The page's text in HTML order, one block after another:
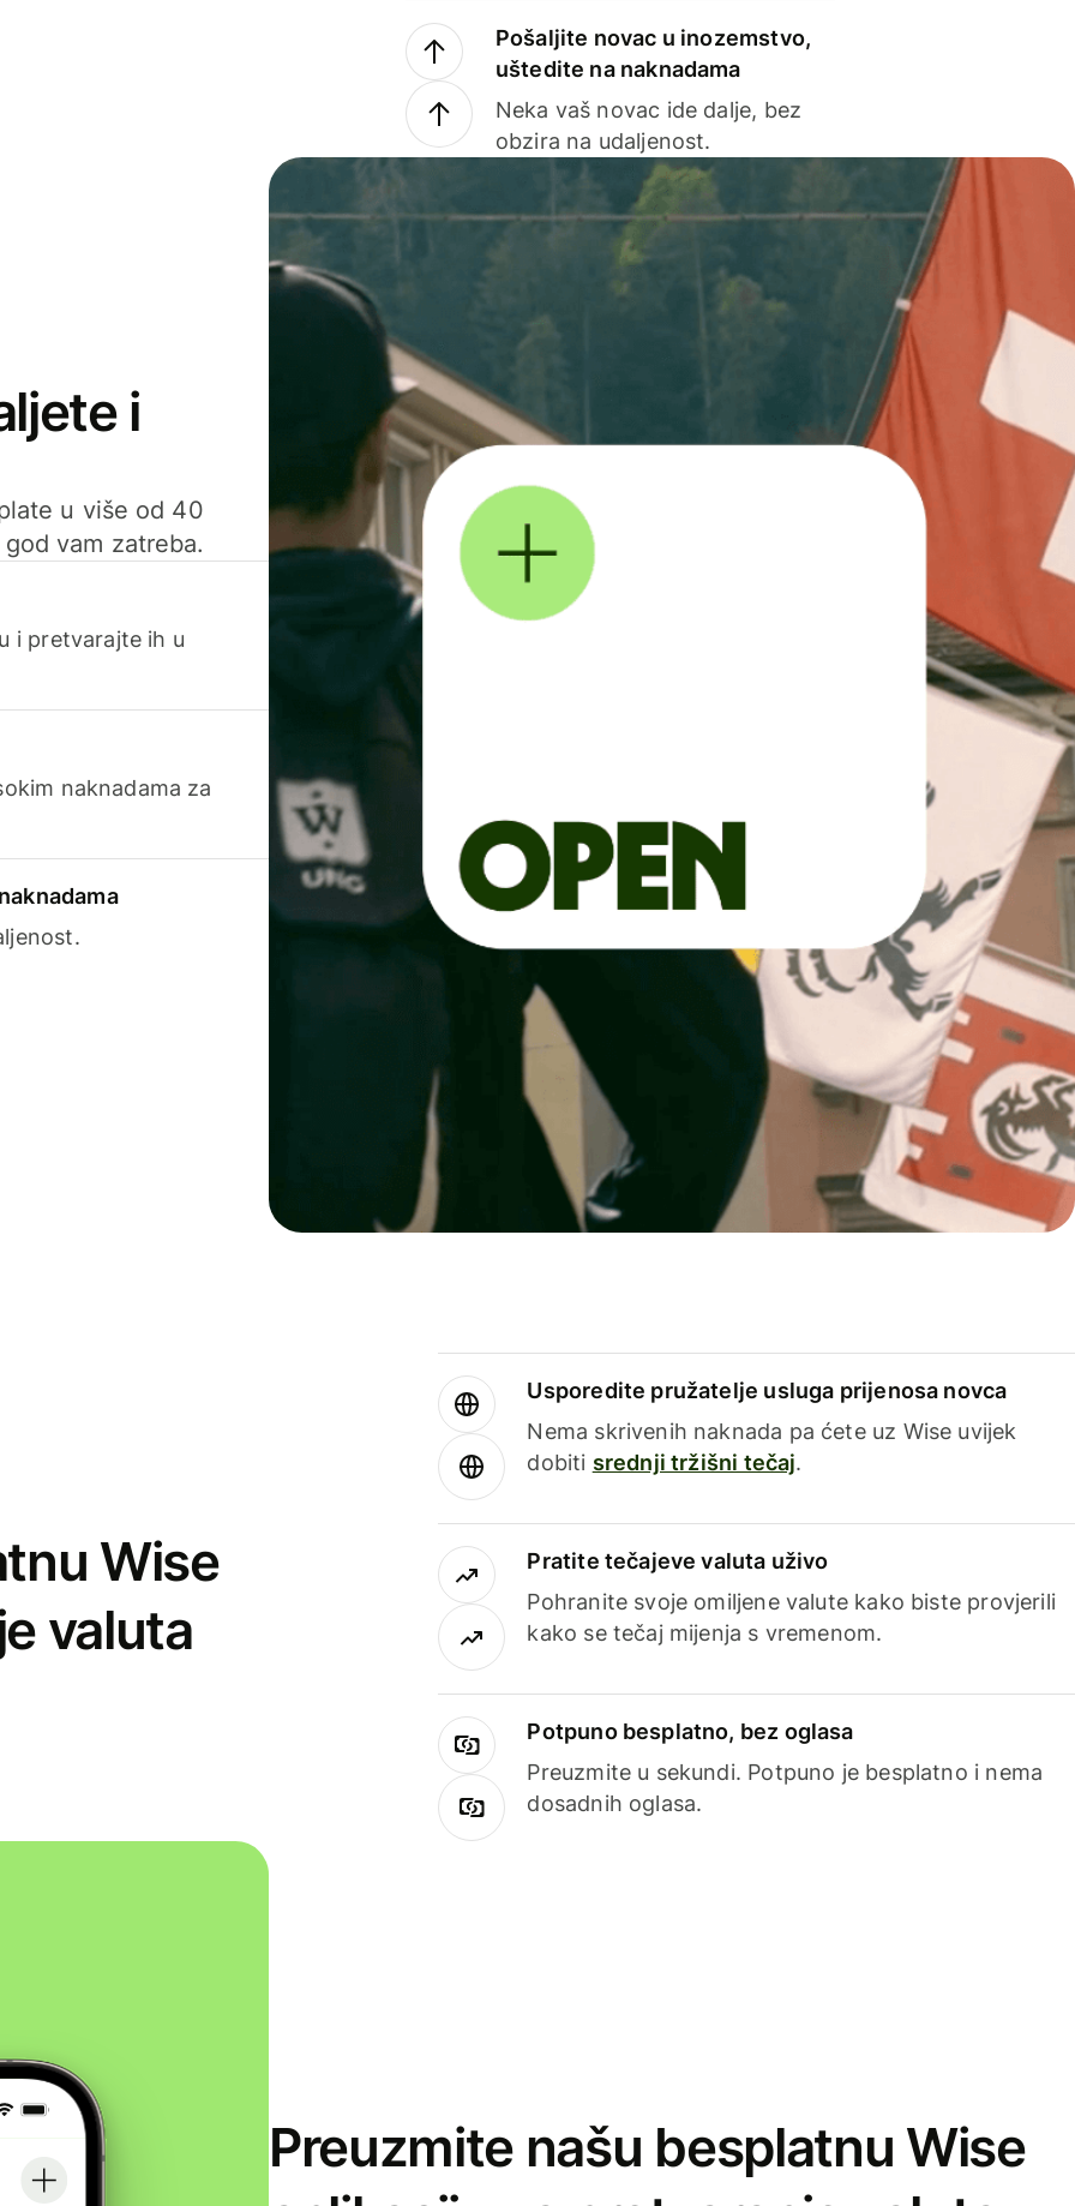
Pošaljite novac u inozemstvo,
uštedite na naknadama
Neka vaš novac ide dalje, bez
obzira na udaljenost.
i
u više od 40
vam zatreba.
i pretvarajte ih u
naknadama za
Wise
valuta
Usporedite pružatelje usluga prijenosa novca
Nema skrivenih naknada pa ćete uz Wise uvijek
dobiti srednji tržišni tečaj.
Pratite tečajeve valuta uživo
Pohranite svoje omiljene valute kako biste provjerili
kako se tečaj mijenja s vremenom.
Potpuno besplatno, bez oglasa
Preuzmite u sekundi. Potpuno je besplatno i nema
dosadnih oglasa.
Preuzmite našu besplatnu Wise